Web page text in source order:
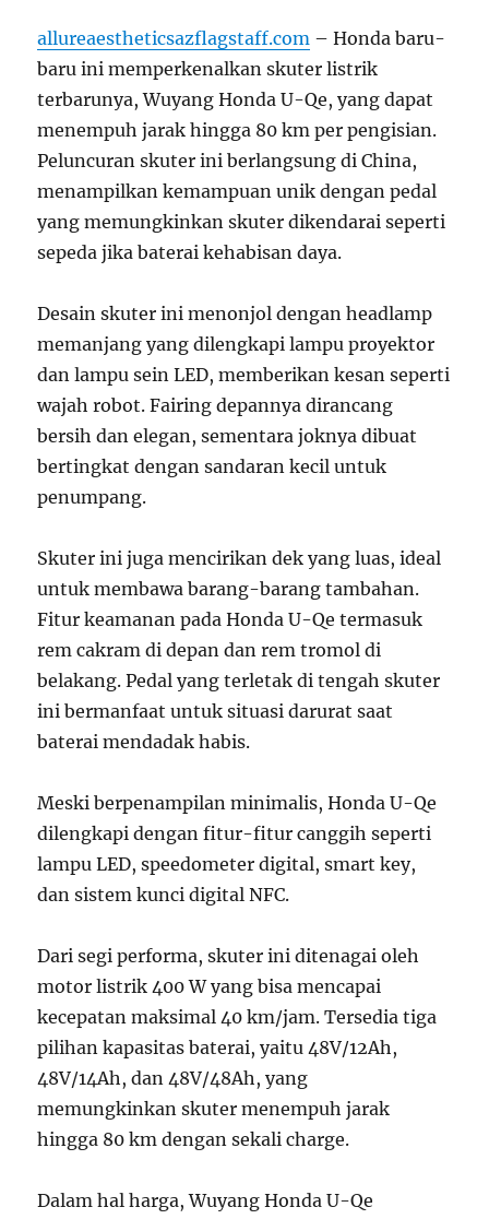
allureaestheticsazflagstaff.com – Honda baru-
baru ini memperkenalkan skuter listrik
terbarunya, Wuyang Honda U-Qe, yang dapat
menempuh jarak hingga 80 km per pengisian.
Peluncuran skuter ini berlangsung di China,
menampilkan kemampuan unik dengan pedal
yang memungkinkan skuter dikendarai seperti
sepeda jika baterai kehabisan daya.
Desain skuter ini menonjol dengan headlamp
memanjang yang dilengkapi lampu proyektor
dan lampu sein LED, memberikan kesan seperti
wajah robot. Fairing depannya dirancang
bersih dan elegan, sementara joknya dibuat
bertingkat dengan sandaran kecil untuk
penumpang.
Skuter ini juga mencirikan dek yang luas, ideal
untuk membawa barang-barang tambahan.
Fitur keamanan pada Honda U-Qe termasuk
rem cakram di depan dan rem tromol di
belakang. Pedal yang terletak di tengah skuter
ini bermanfaat untuk situasi darurat saat
baterai mendadak habis.
Meski berpenampilan minimalis, Honda U-Qe
dilengkapi dengan fitur-fitur canggih seperti
lampu LED, speedometer digital, smart key,
dan sistem kunci digital NFC.
Dari segi performa, skuter ini ditenagai oleh
motor listrik 400 W yang bisa mencapai
kecepatan maksimal 40 km/jam. Tersedia tiga
pilihan kapasitas baterai, yaitu 48V/12Ah,
48V/14Ah, dan 48V/48Ah, yang
memungkinkan skuter menempuh jarak
hingga 80 km dengan sekali charge.
Dalam hal harga, Wuyang Honda U-Qe